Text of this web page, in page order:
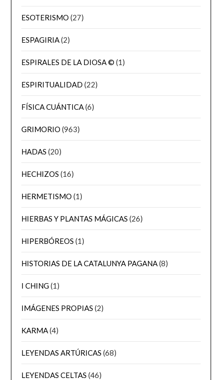
ESOTERISMO (27)
ESPAGIRIA(2)
ESPIRALES DE LA DIOSA © (1)
ESPIRITUALIDAD (22)
FÍSICA CUÁNTICA(6)
GRIMORIO (963)
HADAS (20)
HECHIZOS (16)
HERMETISMO (1)
HIERBAS Y PLANTAS MÁGICAS (26)
HIPERBÓREOS (1)
HISTORIAS DE LA CATALUNYA PAGANA(8)
I CHING(1)
IMÁGENES PROPIAS (2)
KARMA(4)
LEYENDAS ARTÚRICAS (68)
LEYENDAS CELTAS (46)